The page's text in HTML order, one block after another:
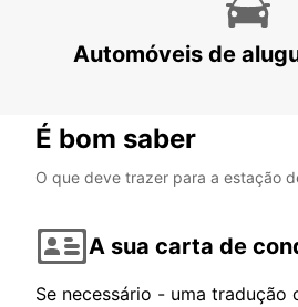
Automóveis de
É bom saber
O que deve trazer para a estação
A sua carta de
Se necessário - uma tradução